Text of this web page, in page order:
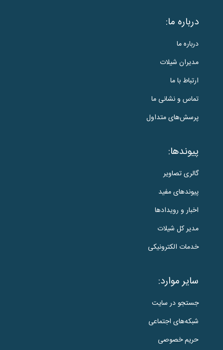
درباره ما:
درباره ما
مدیران شیلات
ارتباط با ما
تماس و نشانی ما
پرسش‌های متداول
پیوندها:
گالری تصاویر
پیوندهای مفید
اخبار و رویدادها
مدیر کل شیلات
خدمات الکترونیکی
سایر موارد:
جستجو در سایت
شبکه‌های اجتماعی
حریم خصوصی